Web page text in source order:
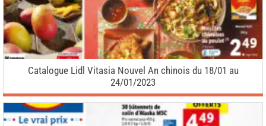
Catalogue Lidl Vitasia Nouvel An chinois du 18/01 au
24/01/2023